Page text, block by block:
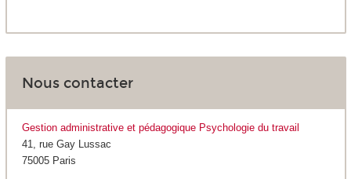
Nous contacter
Gestion administrative et pédagogique Psychologie du travail
41, rue Gay Lussac
75005 Paris